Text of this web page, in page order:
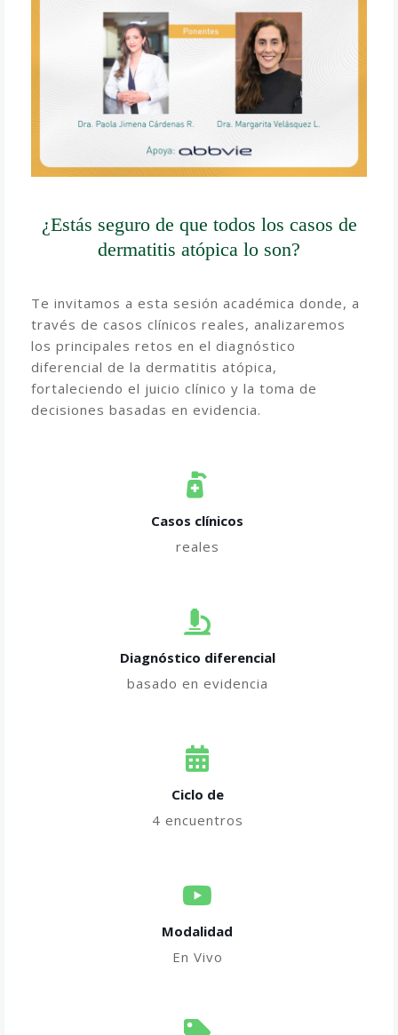
¿Estás seguro de que todos los casos de
dermatitis atópica lo son?
Te invitamos a esta sesión académica donde, a
través de casos clínicos reales, analizaremos
los principales retos en el diagnóstico
diferencial de la dermatitis atópica,
fortaleciendo el juicio clínico y la toma de
decisiones basadas en evidencia.
Casos clínicos
reales
Diagnóstico diferencial
basado en evidencia
Ciclo de
4 encuentros
Modalidad
En Vivo